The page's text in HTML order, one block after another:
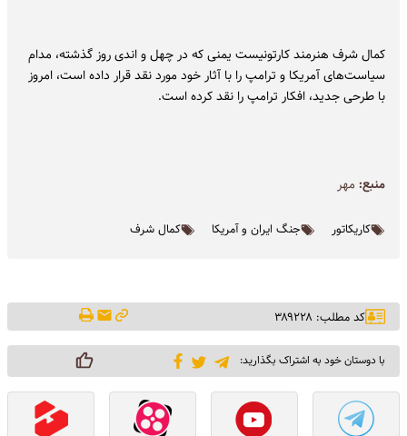
کمال شرف هنرمند کارتونیست یمنی که در چهل و اندی روز گذشته، مدام
سیاست‌های آمریکا و ترامپ را با آثار خود مورد نقد قرار داده است، امروز
با طرحی جدید، افکار ترامپ را نقد کرده است.
منبع: مهر
کاریکاتور جنگ ایران و آمریکا کمال شرف
کد مطلب: ۳۸۹۲۲۸
با دوستان خود به اشتراک بگذارید: